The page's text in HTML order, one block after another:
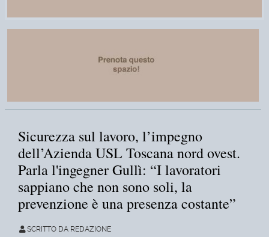
Sicurezza sul lavoro, l’impegno
dell’Azienda USL Toscana nord ovest.
Parla l'ingegner Gullì: “I lavoratori
sappiano che non sono soli, la
prevenzione è una presenza costante”
SCRITTO DA REDAZIONE